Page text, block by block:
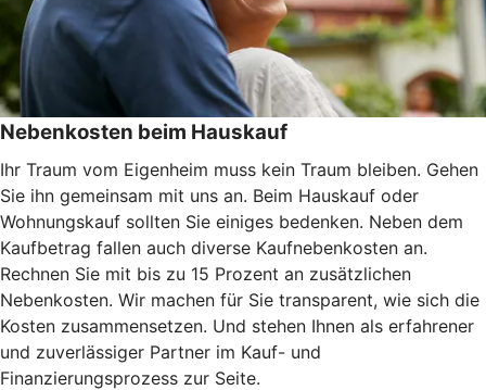
Nebenkosten beim Hauskauf
Ihr Traum vom Eigenheim muss kein Traum bleiben. Gehen
Sie ihn gemeinsam mit uns an. Beim Hauskauf oder
Wohnungskauf sollten Sie einiges bedenken. Neben dem
Kaufbetrag fallen auch diverse Kaufnebenkosten an.
Rechnen Sie mit bis zu 15 Prozent an zusätzlichen
Nebenkosten. Wir machen für Sie transparent, wie sich die
Kosten zusammensetzen. Und stehen Ihnen als erfahrener
und zuverlässiger Partner im Kauf- und
Finanzierungsprozess zur Seite.